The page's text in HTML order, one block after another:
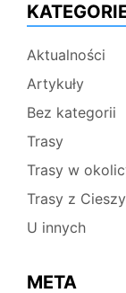
Aktualności
Artykuły
Bez kategorii
Trasy
Trasy w
Trasy z
U innych
META